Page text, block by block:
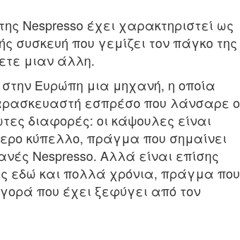
Nespresso έχει χαρακτηριστεί ως
συσκευή που γεμίζει τον πάγκο της
μιαν άλλη.
Ευρώπη μια μηχανή, η οποία
εσπρέσο που λάνσαρε ο
διαφορές: οι κάψουλες είναι
κύπελλο, πράγμα που σημαίνει
Nespresso. Αλλά είναι επίσης
εδώ και πολλά χρόνια, πράγμα που
που έχει ξεφύγει από τον